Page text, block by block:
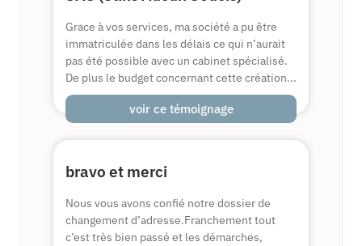
Grace à vos services, ma société a pu être
immatriculée dans les délais ce qui n’aurait
pas été possible avec un cabinet spécialisé.
De plus le budget concernant cette création...
voir ce témoignage
bravo et merci
Nous vous avons confié notre dossier de
changement d’adresse.Franchement tout
c’est très bien passé et les démarches,